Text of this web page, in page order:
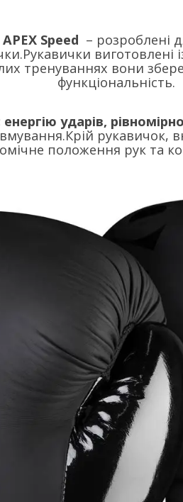
Speed – розроблені
тренуваннях вони
функціональність.
ударів,
рукавичок,
положення рук та